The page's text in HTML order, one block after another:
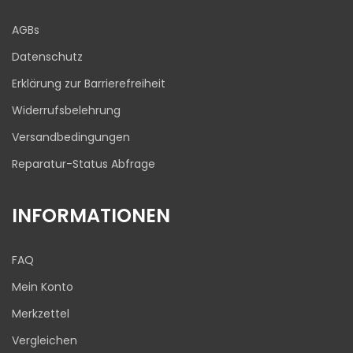
AGBs
Datenschutz
Erklärung zur Barrierefreiheit
Widerrufsbelehrung
Versandbedingungen
Reparatur-Status Abfrage
INFORMATIONEN
FAQ
Mein Konto
Merkzettel
Vergleichen